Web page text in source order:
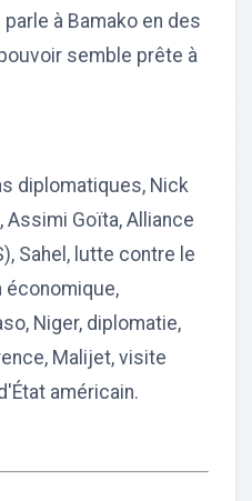
à Bamako en des
semble prête à
diplomatiques, Nick
Assimi Goïta, Alliance
Sahel, lutte contre le
Niger, diplomatie,
Malijet, visite
américain.